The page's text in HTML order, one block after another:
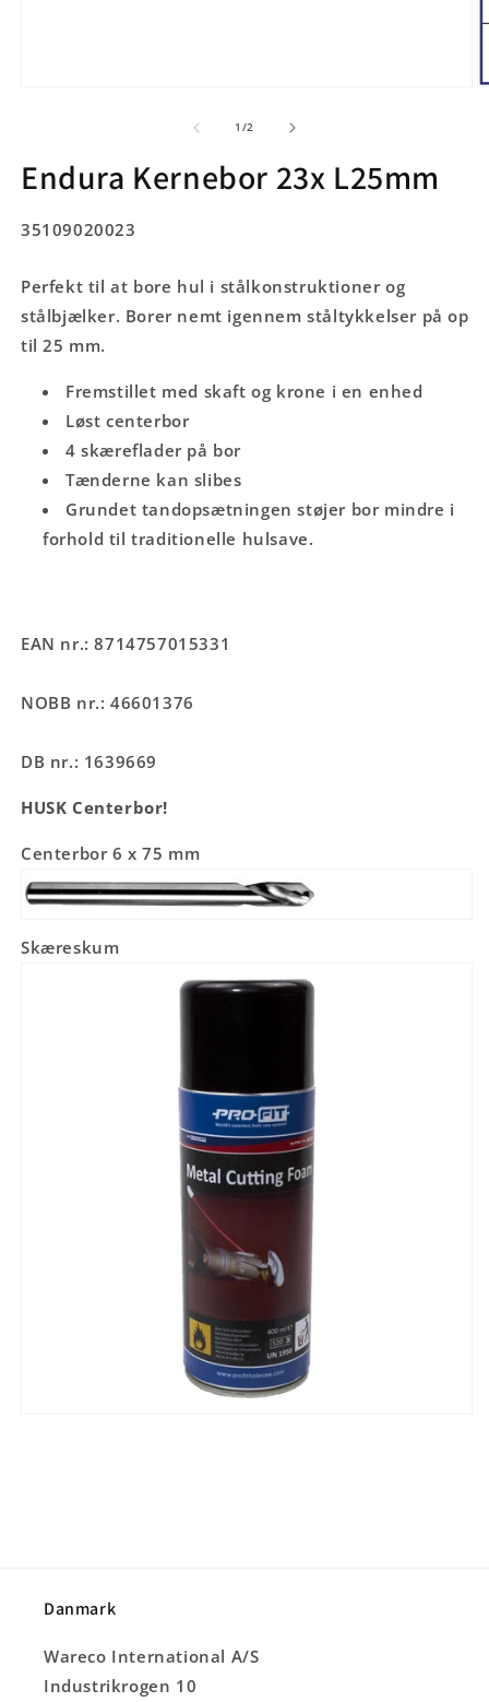
1 /af2
Endura Kernebor 23x L25mm
SKU:
35109020023
Perfekt til at bore hul i stålkonstruktioner og
stålbjælker. Borer nemt igennem ståltykkelser på op
til 25 mm.
Fremstillet med skaft og krone i en enhed
Løst centerbor
4 skæreflader på bor
Tænderne kan slibes
Grundet tandopsætningen støjer bor mindre i
forhold til traditionelle hulsave.
EAN nr.: 8714757015331
NOBB nr.: 46601376
DB nr.: 1639669
HUSK Centerbor!
Centerbor 6 x 75 mm
Skæreskum
Danmark
Wareco International A/S
Industrikrogen 10